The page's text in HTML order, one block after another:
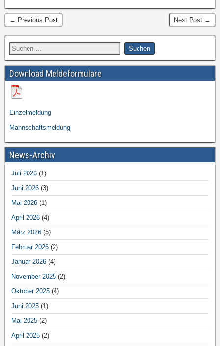
← Previous Post Next Post →
Download Meldeformulare
Einzelmeldung
Mannschaftsmeldung
News-Archiv
Juli 2026 (1)
Juni 2026 (3)
Mai 2026 (1)
April 2026 (4)
März 2026 (5)
Februar 2026 (2)
Januar 2026 (4)
November 2025 (2)
Oktober 2025 (4)
Juni 2025 (1)
Mai 2025 (2)
April 2025 (2)